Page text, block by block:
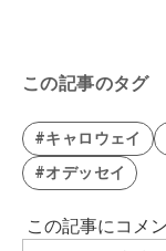
この記事のタグ
#キャロウェイ
#オデッセイ